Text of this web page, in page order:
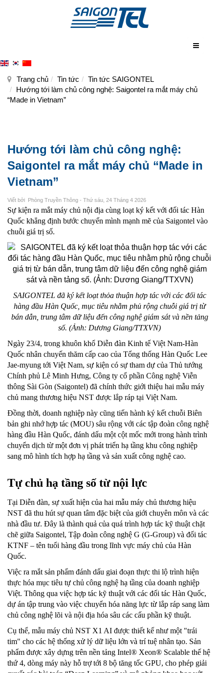
Trang chủ Tin tức
Tin tức SAIGONTEL
Hướng tới làm chủ công nghệ: Saigontel ra mắt máy chủ
“Made in Vietnam”
Hướng tới làm chủ công nghệ:
Saigontel ra mắt máy chủ “Made in
Vietnam”
Viết bởi Phòng Truyền Thông - Thứ sáu, 24 Tháng 4 2026
Sự kiện ra mắt máy chủ nội địa cùng loạt ký kết với đối tác Hàn
Quốc khẳng định bước chuyển mình mạnh mẽ của Saigontel vào
chuỗi giá trị số.
SAIGONTEL đã ký kết loạt thỏa thuận hợp tác với các đối tác
hàng đầu Hàn Quốc, mục tiêu nhằm phủ rộng chuỗi giá trị từ
bán dẫn, trung tâm dữ liệu đến công nghệ giám sát và nền tảng
số. (Ảnh: Dương Giang/TTXVN)
Ngày 23/4, trong khuôn khổ Diễn đàn Kinh tế Việt Nam-Hàn
Quốc nhân chuyến thăm cấp cao của Tổng thống Hàn Quốc Lee
Jae-myung tới Việt Nam, sự kiện có sự tham dự của Thủ tướng
Chính phủ Lê Minh Hưng, Công ty cổ phần Công nghệ Viễn
thông Sài Gòn (Saigontel) đã chính thức giới thiệu hai mẫu máy
chủ mang thương hiệu NST được lắp ráp tại Việt Nam.
Đồng thời, doanh nghiệp này cũng tiến hành ký kết chuỗi Biên
bản ghi nhớ hợp tác (MOU) sâu rộng với các tập đoàn công nghệ
hàng đầu Hàn Quốc, đánh dấu một cột mốc mới trong hành trình
chuyển dịch từ một đơn vị phát triển hạ tầng khu công nghiệp
sang mô hình tích hợp hạ tầng và sản xuất công nghệ cao.
Tự chủ hạ tầng số từ nội lực
Tại Diễn đàn, sự xuất hiện của hai mẫu máy chủ thương hiệu
NST đã thu hút sự quan tâm đặc biệt của giới chuyên môn và các
nhà đầu tư. Đây là thành quả của quá trình hợp tác kỹ thuật chặt
chẽ giữa Saigontel, Tập đoàn công nghệ G (G-Group) và đối tác
KTNF – tên tuổi hàng đầu trong lĩnh vực máy chủ của Hàn
Quốc.
Việc ra mắt sản phẩm đánh dấu giai đoạn thực thi lộ trình hiện
thực hóa mục tiêu tự chủ công nghệ hạ tầng của doanh nghiệp
Việt. Thông qua việc hợp tác kỹ thuật với các đối tác Hàn Quốc,
dự án tập trung vào việc chuyển hóa năng lực từ lắp ráp sang làm
chủ công nghệ lõi và nội địa hóa sâu các cấu phần kỹ thuật.
Cụ thể, mẫu máy chủ NST X1 AI được thiết kế như một "trái
tim" cho các hệ thống xử lý dữ liệu lớn và trí tuệ nhân tạo. Sản
phẩm được xây dựng trên nền tảng Intel® Xeon® Scalable thế hệ
thứ 4, dòng máy này hỗ trợ tới 8 bộ tăng tốc GPU, cho phép giải